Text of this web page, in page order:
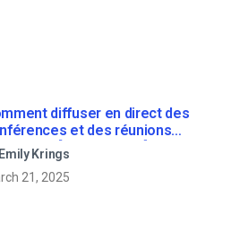
diffuser en direct des
et des réunions
Krings
21, 2025